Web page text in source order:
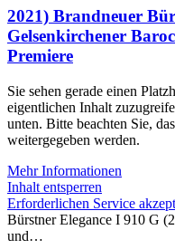
2021) Brandneuer
Gelsenkirchener
Premiere
Sie sehen gerade einen
eigentlichen Inhalt
unten. Bitte beachten Sie,
weitergegeben werden.
Mehr Informationen
Inhalt entsperren
Erforderlichen Service
Bürstner Elegance I 910 G
und…